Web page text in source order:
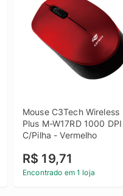
Mouse C3Tech Wireless
Plus M-W17RD 1000 DPI
C/Pilha - Vermelho
R$ 19,71
Encontrado em 1 loja